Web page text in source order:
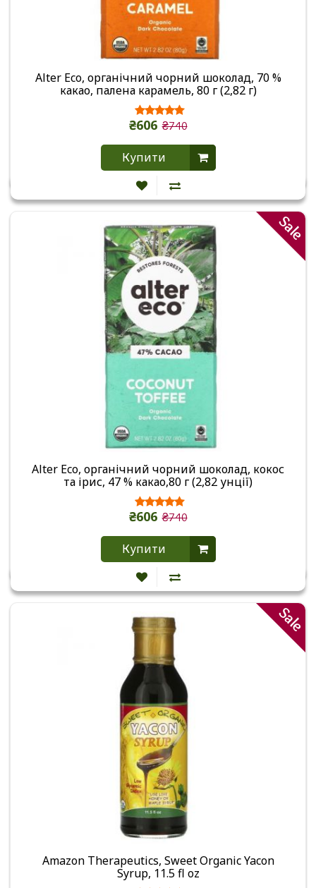
Alter Eco, органічний чорний шоколад, 70 %
какао, палена карамель, 80 г (2,82 г)
₴606 ₴740
Купити
Sale
Alter Eco, органічний чорний шоколад, кокос
та ірис, 47 % какао,80 г (2,82 унції)
₴606 ₴740
Купити
Sale
Amazon Therapeutics, Sweet Organic Yacon
Syrup, 11.5 fl oz